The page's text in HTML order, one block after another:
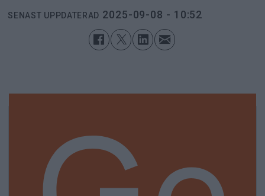
SENAST UPPDATERAD 2025-09-08 - 10:52